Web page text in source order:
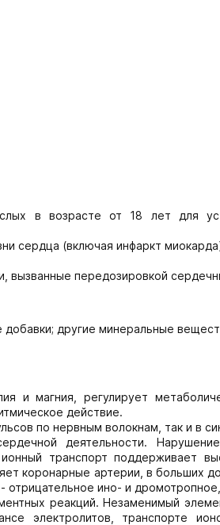
в возрасте от 18 лет для
сердца (включая инфаркт
вызванные передозировкой
другие минеральные
и магния, регулирует
действие.
по нервным волокнам, так и в
деятельности.
транспорт поддерживает
коронарные артерии, в больших
отрицательное ино- и
реакций. Незаменимый
электролитов, транспорте